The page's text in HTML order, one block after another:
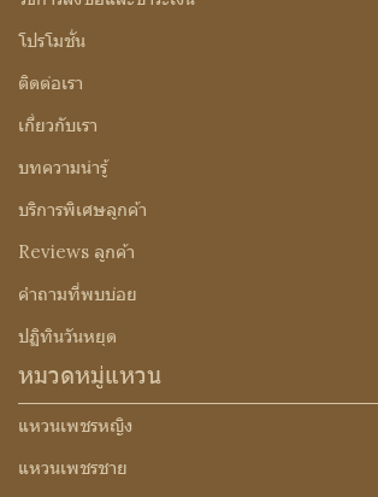
โปรโมชั่น
ติดต่อเรา
เกี่ยวกับเรา
บทความน่ารู้
บริการพิเศษลูกค้า
Reviews ลูกค้า
คำถามที่พบบ่อย
ปฏิทินวันหยุด
หมวดหมู่แหวน
แหวนเพชรหญิง
แหวนเพชรชาย